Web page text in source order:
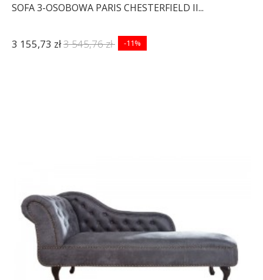
SOFA 3-OSOBOWA PARIS CHESTERFIELD II...
3 155,73 zł3 545,76 zł -11%